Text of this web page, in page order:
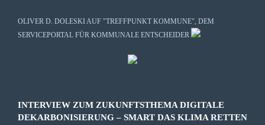
OLIVER D. DOLESKI AUF "TREFFPUNKT KOMMUNE", DEM
SERVICEPORTAL FÜR KOMMUNALE ENTSCHEIDER
INTERVIEW ZUM ZUKUNFTSTHEMA DIGITALE
DEKARBONISIERUNG – SMART DAS KLIMA RETTEN